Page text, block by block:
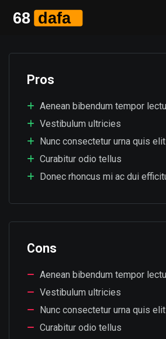
Pros
Aenean bibendum tempor
Vestibulum ultricies
Nunc consectetur urna quis elit
Curabitur odio tellus
Donec rhoncus mi ac dui
Cons
Aenean bibendum tempor
Vestibulum ultricies
Nunc consectetur urna quis elit
Curabitur odio tellus